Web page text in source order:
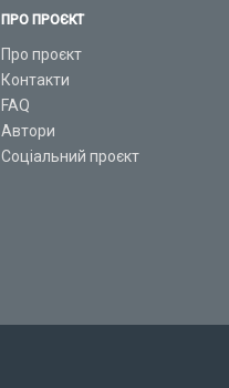
ПРО ПРОЄКТ
Про проєкт
Контакти
FAQ
Автори
Соціальний проєкт